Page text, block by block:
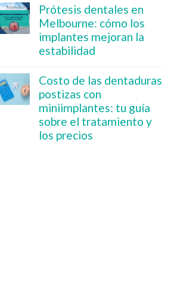
Prótesis dentales en
Melbourne: cómo los
implantes mejoran la
estabilidad
Costo de las dentaduras
postizas con
miniimplantes: tu guía
sobre el tratamiento y
los precios